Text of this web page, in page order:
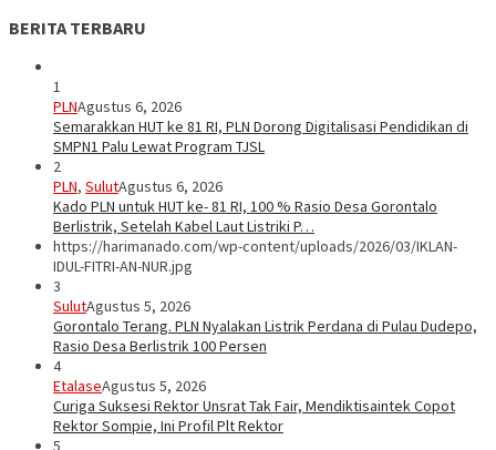
BERITA TERBARU
1
PLNAgustus 6, 2026
Semarakkan HUT ke 81 RI, PLN Dorong Digitalisasi Pendidikan di
SMPN1 Palu Lewat Program TJSL
2
PLN, SulutAgustus 6, 2026
Kado PLN untuk HUT ke- 81 RI, 100 % Rasio Desa Gorontalo
Berlistrik, Setelah Kabel Laut Listriki P…
https://harimanado.com/wp-content/uploads/2026/03/IKLAN-
IDUL-FITRI-AN-NUR.jpg
3
SulutAgustus 5, 2026
Gorontalo Terang. PLN Nyalakan Listrik Perdana di Pulau Dudepo,
Rasio Desa Berlistrik 100 Persen
4
EtalaseAgustus 5, 2026
Curiga Suksesi Rektor Unsrat Tak Fair, Mendiktisaintek Copot
Rektor Sompie, Ini Profil Plt Rektor
5